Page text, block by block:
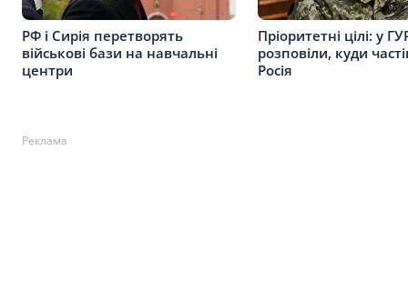
РФ і Сирія перетворять
військові бази на навчальні
центри
Пріоритетні цілі: у
розповіли, куди
Росія
Реклама